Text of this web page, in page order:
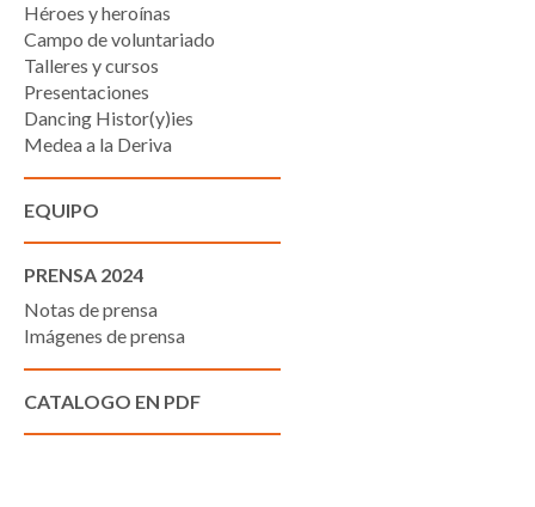
Héroes y heroínas
Campo de voluntariado
Talleres y cursos
Presentaciones
Dancing Histor(y)ies
Medea a la Deriva
EQUIPO
PRENSA 2024
Notas de prensa
Imágenes de prensa
CATALOGO EN PDF